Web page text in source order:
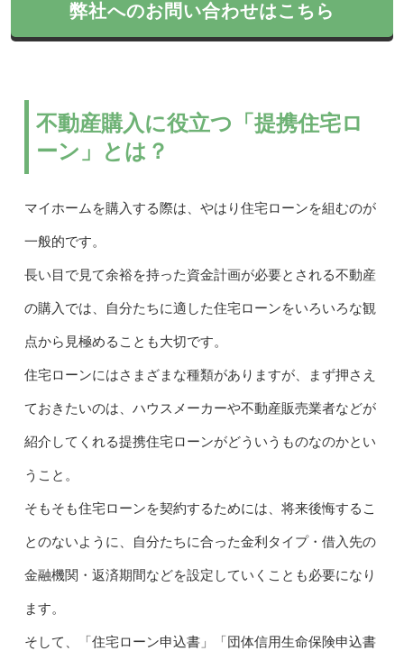
弊社へのお問い合わせはこちら
不動産購入に役立つ「提携住宅ロ
ーン」とは？
マイホームを購入する際は、やはり住宅ローンを組むのが
一般的です。
長い目で見て余裕を持った資金計画が必要とされる不動産
の購入では、自分たちに適した住宅ローンをいろいろな観
点から見極めることも大切です。
住宅ローンにはさまざまな種類がありますが、まず押さえ
ておきたいのは、ハウスメーカーや不動産販売業者などが
紹介してくれる提携住宅ローンがどういうものなのかとい
うこと。
そもそも住宅ローンを契約するためには、将来後悔するこ
とのないように、自分たちに合った金利タイプ・借入先の
金融機関・返済期間などを設定していくことも必要になり
ます。
そして、「住宅ローン申込書」「団体信用生命保険申込書